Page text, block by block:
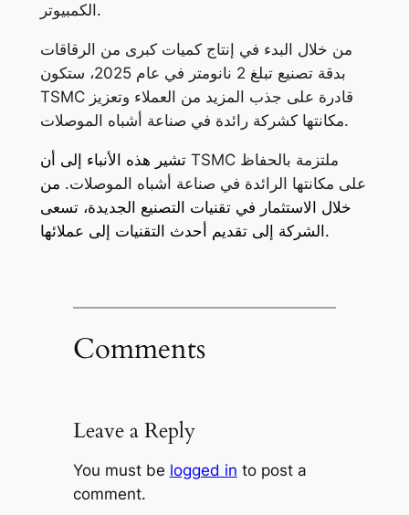
الكمبيوتر.
من خلال البدء في إنتاج كميات كبرى من الرقاقات
بدقة تصنيع تبلغ 2 نانومتر في عام 2025، ستكون
TSMC قادرة على جذب المزيد من العملاء وتعزيز
مكانتها كشركة رائدة في صناعة أشباه الموصلات.
تشير هذه الأنباء إلى أن TSMC ملتزمة بالحفاظ
على مكانتها الرائدة في صناعة أشباه الموصلات. من
خلال الاستثمار في تقنيات التصنيع الجديدة، تسعى
الشركة إلى تقديم أحدث التقنيات إلى عملائها.
Comments
Leave a Reply
You must be logged in to post a
comment.